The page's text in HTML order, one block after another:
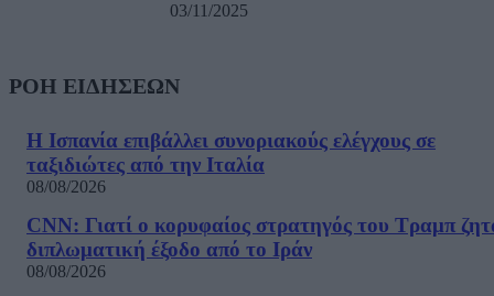
03/11/2025
ΡΟΗ ΕΙΔΗΣΕΩΝ
Η Ισπανία επιβάλλει συνοριακούς ελέγχους σε
ταξιδιώτες από την Ιταλία
08/08/2026
CNN: Γιατί ο κορυφαίος στρατηγός του Τραμπ
διπλωματική έξοδο από το Ιράν
08/08/2026